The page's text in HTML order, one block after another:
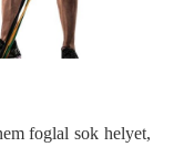
foglal sok helyet,